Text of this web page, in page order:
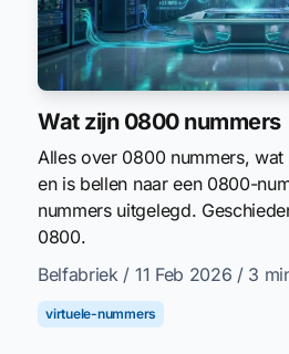
Wat zijn 0800 nummers
Alles over 0800 nummers,
en is bellen naar een 0800-
nummers uitgelegd.
0800.
Belfabriek / 11 Feb 2026 / 3
virtuele-nummers